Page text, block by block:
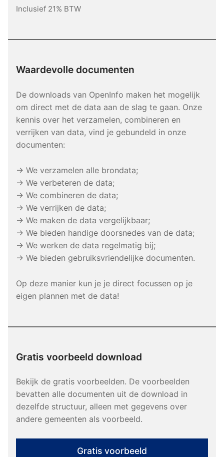
Inclusief 21% BTW
Waardevolle documenten
De downloads van OpenInfo maken het mogelijk
om direct met de data aan de slag te gaan. Onze
kennis over het verzamelen, combineren en
verrijken van data, vind je gebundeld in onze
documenten:
→ We verzamelen alle brondata;
→ We verbeteren de data;
→ We combineren de data;
→ We verrijken de data;
→ We maken de data vergelijkbaar;
→ We bieden handige doorsnedes van de data;
→ We werken de data regelmatig bij;
→ We bieden gebruiksvriendelijke documenten.
Op deze manier kun je je direct focussen op je
eigen plannen met de data!
Gratis voorbeeld download
Bekijk de gratis voorbeelden. De voorbeelden
bevatten alle documenten uit de download in
dezelfde structuur, alleen met gegevens over
andere gemeenten als voorbeeld.
Gratis voorbeeld